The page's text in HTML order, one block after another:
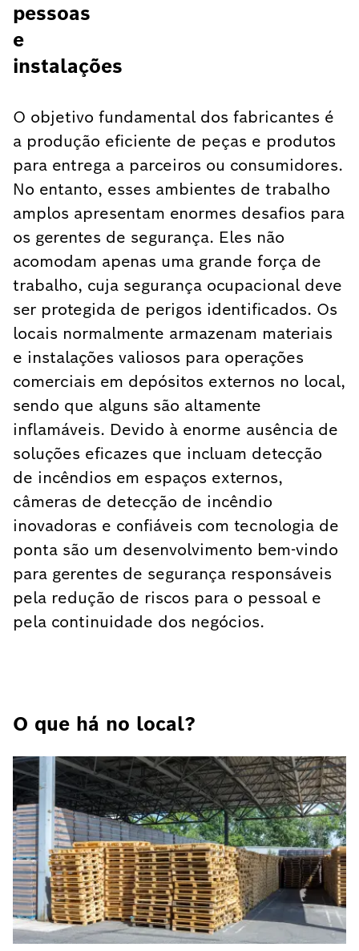
pessoas
e
instalações
O objetivo fundamental dos fabricantes é
a produção eficiente de peças e produtos
para entrega a parceiros ou consumidores.
No entanto, esses ambientes de trabalho
amplos apresentam enormes desafios para
os gerentes de segurança. Eles não
acomodam apenas uma grande força de
trabalho, cuja segurança ocupacional deve
ser protegida de perigos identificados. Os
locais normalmente armazenam materiais
e instalações valiosos para operações
comerciais em depósitos externos no local,
sendo que alguns são altamente
inflamáveis. Devido à enorme ausência de
soluções eficazes que incluam detecção
de incêndios em espaços externos,
câmeras de detecção de incêndio
inovadoras e confiáveis com tecnologia de
ponta são um desenvolvimento bem-vindo
para gerentes de segurança responsáveis
pela redução de riscos para o pessoal e
pela continuidade dos negócios.
O que há no local?